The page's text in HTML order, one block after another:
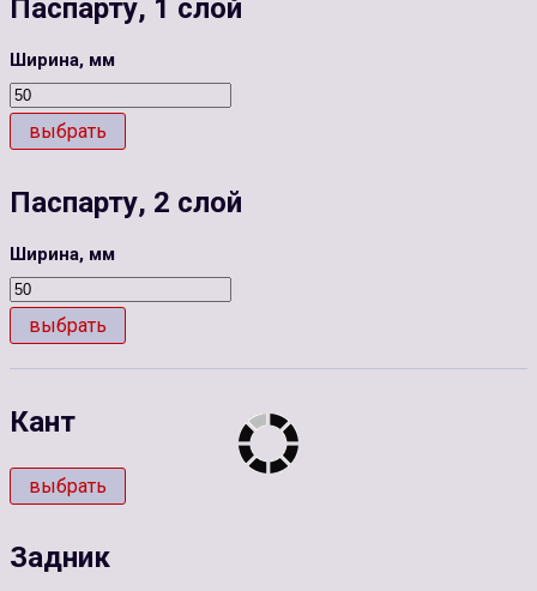
Паспарту, 1 слой
Ширина, мм
выбрать
Паспарту, 2 слой
Ширина, мм
выбрать
Кант
выбрать
Задник